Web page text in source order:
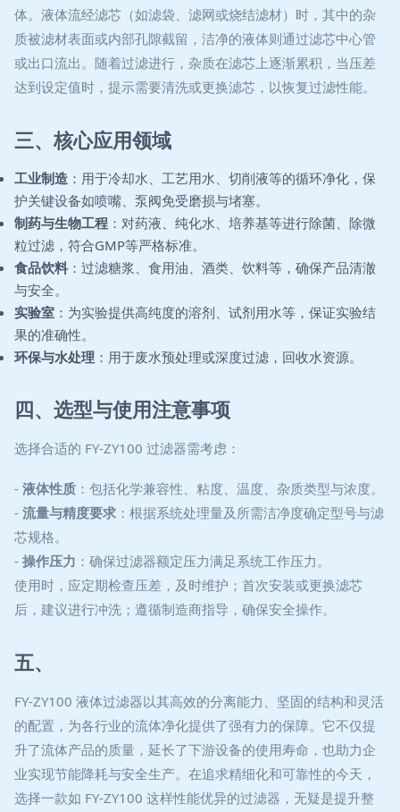
体。液体流经滤芯（如滤袋、滤网或烧结滤材）时，其中的杂
质被滤材表面或内部孔隙截留，洁净的液体则通过滤芯中心管
或出口流出。随着过滤进行，杂质在滤芯上逐渐累积，当压差
达到设定值时，提示需要清洗或更换滤芯，以恢复过滤性能。
三、核心应用领域
工业制造 ：用于冷却水、工艺用水、切削液等的循环净化，保
护关键设备如喷嘴、泵阀免受磨损与堵塞。
制药与生物工程 ：对药液、纯化水、培养基等进行除菌、除微
粒过滤，符合GMP等严格标准。
食品饮料 ：过滤糖浆、食用油、酒类、饮料等，确保产品清澈
与安全。
实验室 ：为实验提供高纯度的溶剂、试剂用水等，保证实验结
果的准确性。
环保与水处理 ：用于废水预处理或深度过滤，回收水资源。
四、选型与使用注意事项
选择合适的 FY-ZY100 过滤器需考虑：
- 液体性质 ：包括化学兼容性、粘度、温度、杂质类型与浓度。
- 流量与精度要求 ：根据系统处理量及所需洁净度确定型号与滤
芯规格。
- 操作压力 ：确保过滤器额定压力满足系统工作压力。
使用时，应定期检查压差，及时维护；首次安装或更换滤芯
后，建议进行冲洗；遵循制造商指导，确保安全操作。
五、
FY-ZY100 液体过滤器以其高效的分离能力、坚固的结构和灵活
的配置，为各行业的流体净化提供了强有力的保障。它不仅提
升了流体产品的质量，延长了下游设备的使用寿命，也助力企
业实现节能降耗与安全生产。在追求精细化和可靠性的今天，
选择一款如 FY-ZY100 这样性能优异的过滤器，无疑是提升整